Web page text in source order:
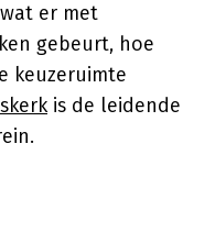
er met
gebeurt, hoe
keuzeruimte
is de leidende